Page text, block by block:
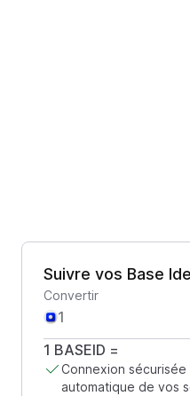
Suivre vos Base
Convertir
1 BASEID =
Connexion sécurisée
automatique de vos